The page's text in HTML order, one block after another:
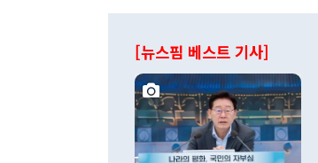
[뉴스핌 베스트 기사]